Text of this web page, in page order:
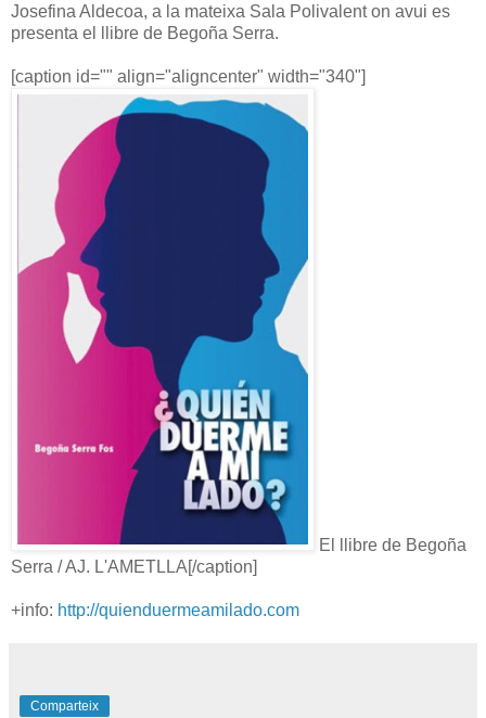
Josefina Aldecoa, a la mateixa Sala Polivalent on avui es
presenta el llibre de Begoña Serra.
[caption id="" align="aligncenter" width="340"]
El llibre de Begoña
Serra / AJ. L'AMETLLA[/caption]
+info: http://quienduermeamilado.com
Comparteix